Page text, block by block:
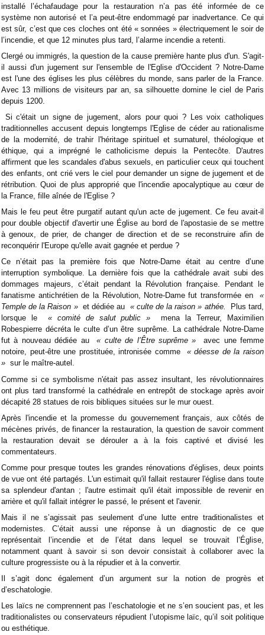
installé l’échafaudage pour la restauration n’a pas été informée de ce
système non autorisé et l’a peut-être endommagé par inadvertance. Ce qui
est sûr, c’est que ces cloches ont été « sonnées » électriquement le soir de
l’incendie, et que 12 minutes plus tard, l’alarme incendie a retenti.
Clergé ou immigrés, la question de la cause première hante plus d'un. S'agit-
il aussi d'un jugement sur l'ensemble de l'Eglise d'Occident ? Notre-Dame
est l'une des églises les plus célèbres du monde, sans parler de la France.
Avec 13 millions de visiteurs par an, sa silhouette domine le ciel de Paris
depuis 1200.
Si c'était un signe de jugement, alors pour quoi ? Les voix catholiques
traditionnelles accusent depuis longtemps l'Eglise de céder au rationalisme
de la modernité, de trahir l'héritage spirituel et surnaturel, théologique et
éthique, qui a imprégné le catholicisme depuis la Pentecôte. D'autres
affirment que les scandales d'abus sexuels, en particulier ceux qui touchent
des enfants, ont crié vers le ciel pour demander un signe de jugement et de
rétribution. Quoi de plus approprié que l'incendie apocalyptique au cœur de
la France, fille aînée de l'Eglise ?
Mais le feu peut être purgatif autant qu'un acte de jugement. Ce feu avait-il
pour double objectif d'avertir une Église au bord de l'apostasie de se mettre
à genoux, de prier, de changer de direction et de se reconstruire afin de
reconquérir l'Europe qu'elle avait gagnée et perdue ?
Ce n’était pas la première fois que Notre-Dame était au centre d’une
interruption symbolique. La dernière fois que la cathédrale avait subi des
dommages majeurs, c’était pendant la Révolution française. Pendant le
fanatisme antichrétien de la Révolution, Notre-Dame fut transformée en «
Temple de la Raison »et dédiée au « culte de la raison » athée.
Plus tard,
lorsque le « comité de salut public » mena la Terreur, Maximilien
Robespierre décréta le culte d’un être suprême. La cathédrale Notre-Dame
fut à nouveau dédiée au« culte de l’Être suprême » avec une femme
notoire, peut-être une prostituée, intronisée comme « déesse de la raison
» sur le maître-autel.
Comme si ce symbolisme n'était pas assez insultant, les révolutionnaires
ont plus tard transformé la cathédrale en entrepôt de stockage après avoir
décapité 28 statues de rois bibliques situées sur le mur ouest.
Après l'incendie et la promesse du gouvernement français, aux côtés de
mécènes privés, de financer la restauration, la question de savoir comment
la restauration devait se dérouler a à la fois captivé et divisé les
commentateurs.
Comme pour presque toutes les grandes rénovations d'églises, deux points
de vue ont été partagés. L'un estimait qu'il fallait restaurer l'église dans toute
sa splendeur d'antan ; l'autre estimait qu'il était impossible de revenir en
arrière et qu'il fallait intégrer le passé, le présent et l'avenir.
Mais il ne s’agissait pas seulement d’une lutte entre traditionalistes et
modernistes. C’était aussi une réponse à un diagnostic de ce que
représentait l’incendie et de l’état dans lequel se trouvait l’Église,
notamment quant à savoir si son devoir consistait à collaborer avec la
culture progressiste ou à la répudier et à la convertir.
Il s’agit donc également d’un argument sur la notion de progrès et
d’eschatologie.
Les laïcs ne comprennent pas l’eschatologie et ne s’en soucient pas, et les
traditionalistes ou conservateurs répudient l’utopisme laïc, qu’il soit politique
ou esthétique.